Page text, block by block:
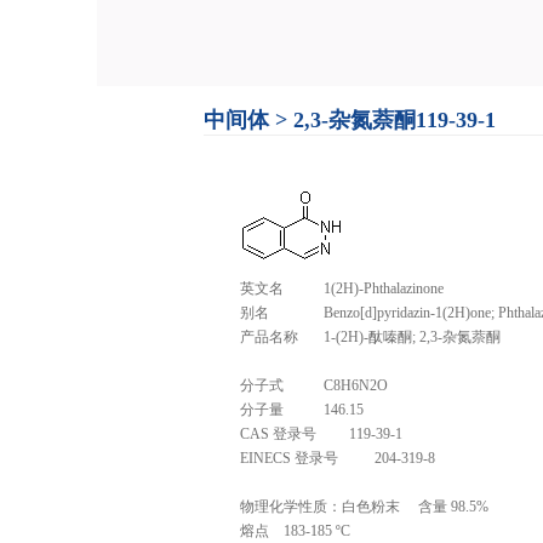
中间体> 2,3-杂氮萘酮119-39-1
英文名
1(2H)-Phthalazinone
别名
Benzo[d]pyridazin-1(2H)one;
产品名称1-(2H)-酞嗪酮; 2,3-杂氮萘酮
分子式C8H6N2O
分子量146.15
CAS 登录号119-39-1
EINECS 登录号204-319-8
物理化学性质：白色粉末 含量 98.5%
熔点 183-185 ºC